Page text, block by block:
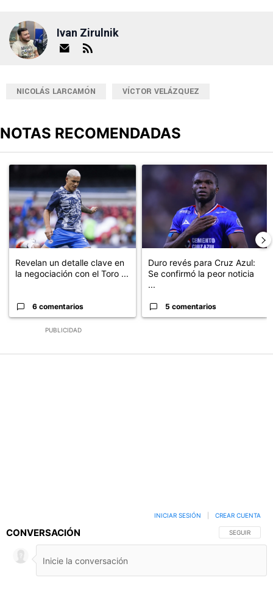
Ivan Zirulnik
NICOLÁS LARCAMÓN VÍCTOR VELÁZQUEZ
NOTAS RECOMENDADAS
PUBLICIDAD
Un artículo de tendencia con el título "Revelan un detalle clave
Revelan un detalle clave en
la negociación con el Toro ...
6 comentarios
Un artículo de tendencia con
Duro revés para Cruz Azul:
Se confirmó la peor noticia
...
5 comentarios
CONVERSACIÓN SIGA ESTA
SEGUIR
INICIAR SESIÓN CREAR CUENTA